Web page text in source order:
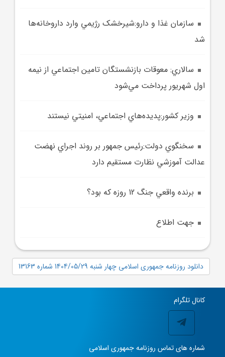
سازمان غذا و دارو:شيرخشک رژيمي وارد داروخانه‌ها
شد
سالاري: معوقات بازنشستگان تامين اجتماعي از نيمه
اول شهريور پرداخت مي‌شود
وزير کشور:پديده‌هاي اجتماعي، امنيتي نيستند
سخنگوي دولت:رئيس جمهور بر روند اجراي نهضت
عدالت آموزشي نظارت مستقيم دارد
برنده واقعي جنگ 12 روزه که بود؟
جهت اطلاع
دانلود روزنامه جمهوری اسلامی چهار شنبه 1404/05/29 شماره 13163
کانال تلگرام
شماره های تماس روزنامه جمهوری اسلامی